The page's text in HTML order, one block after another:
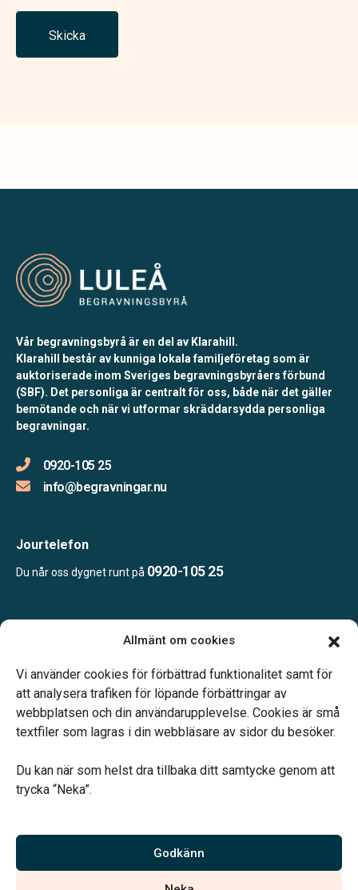
Allmänt om cookies
Vi använder cookies för förbättrad funktionalitet samt för
att analysera trafiken för löpande förbättringar av
webbplatsen och din användarupplevelse. Cookies är små
textfiler som lagras i din webbläsare av sidor du besöker.
Du kan när som helst dra tillbaka ditt samtycke genom att
trycka “Neka”.
Godkänn
Skicka
Vår begravningsbyrå är en del av Klarahill.
Klarahill består av kunniga lokala familjeföretag som är
auktoriserade inom Sveriges begravningsbyråers förbund
(SBF). Det personliga är centralt för oss, både när det gäller
bemötande och när vi utformar skräddarsydda personliga
begravningar.
0920-105 25
info@begravningar.nu
Jourtelefon
Du når oss dygnet runt på 0920-105 25
Fredag endast bokade besök
Lunchstängt 12.00-13.00
Vi är auktoriserade av Sveriges Begravningsbyråers Förbund och